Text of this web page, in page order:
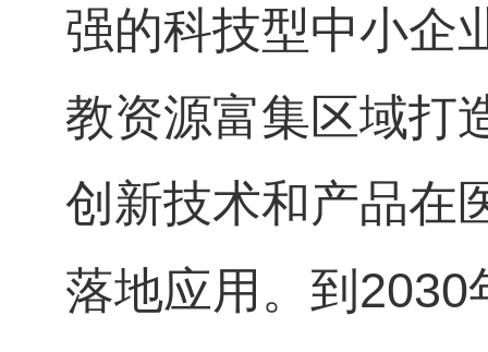
强的科技型中小企
教资源富集区域打
创新技术和产品在
落地应用。到 2030